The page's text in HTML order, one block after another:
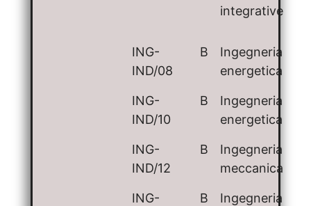
integrative
ING-
IND/08
B
Ingegneria
energetica
ING-
IND/10
B
Ingegneria
energetica
ING-
IND/12
B
Ingegneria
meccanica
ING-
B
Ingegneria